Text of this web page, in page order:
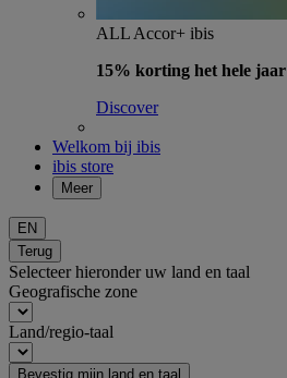
ALL Accor+ ibis
15% korting het hele jaar
Discover
Welkom bij ibis
ibis store
Meer
EN
Terug
Selecteer hieronder uw land en taal
Geografische zone
Land/regio-taal
Bevestig mijn land en taal